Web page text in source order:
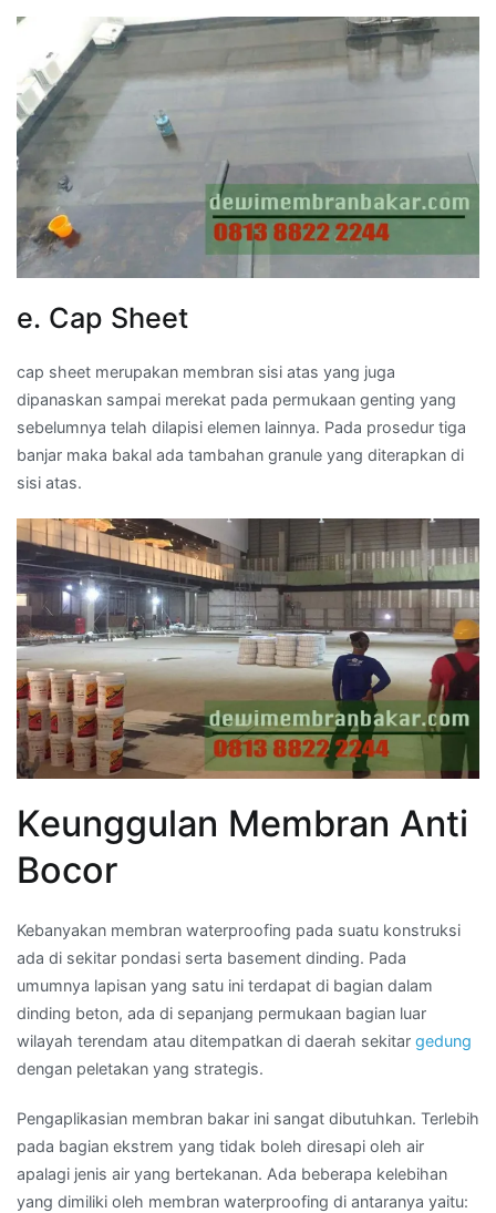
e. Cap Sheet
cap sheet merupakan membran sisi atas yang juga
dipanaskan sampai merekat pada permukaan genting yang
sebelumnya telah dilapisi elemen lainnya. Pada prosedur tiga
banjar maka bakal ada tambahan granule yang diterapkan di
sisi atas.
Keunggulan Membran Anti
Bocor
Kebanyakan membran waterproofing pada suatu konstruksi
ada di sekitar pondasi serta basement dinding. Pada
umumnya lapisan yang satu ini terdapat di bagian dalam
dinding beton, ada di sepanjang permukaan bagian luar
wilayah terendam atau ditempatkan di daerah sekitar gedung
dengan peletakan yang strategis.
Pengaplikasian membran bakar ini sangat dibutuhkan. Terlebih
pada bagian ekstrem yang tidak boleh diresapi oleh air
apalagi jenis air yang bertekanan. Ada beberapa kelebihan
yang dimiliki oleh membran waterproofing di antaranya yaitu: